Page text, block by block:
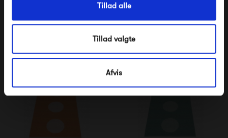
Tillad alle
Tillad valgte
Afvis
400,00 kr 400,00 kr